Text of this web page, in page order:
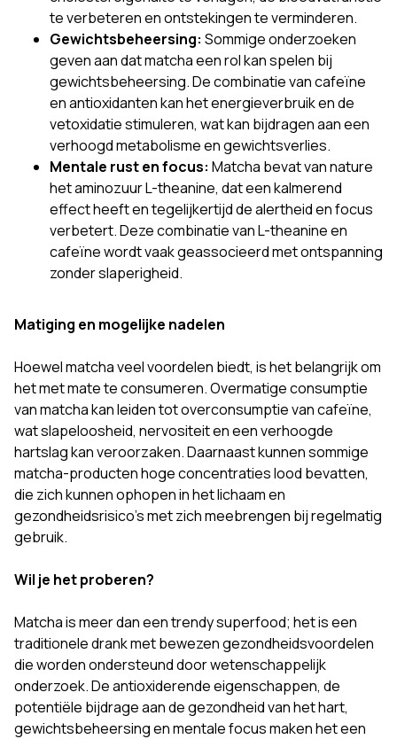
te verbeteren en ontstekingen te verminderen.
Gewichtsbeheersing: Sommige onderzoeken
geven aan dat matcha een rol kan spelen bij
gewichtsbeheersing. De combinatie van cafeïne
en antioxidanten kan het energieverbruik en de
vetoxidatie stimuleren, wat kan bijdragen aan een
verhoogd metabolisme en gewichtsverlies.
Mentale rust en focus: Matcha bevat van nature
het aminozuur L-theanine, dat een kalmerend
effect heeft en tegelijkertijd de alertheid en focus
verbetert. Deze combinatie van L-theanine en
cafeïne wordt vaak geassocieerd met ontspanning
zonder slaperigheid.
Matiging en mogelijke nadelen
Hoewel matcha veel voordelen biedt, is het belangrijk om
het met mate te consumeren. Overmatige consumptie
van matcha kan leiden tot overconsumptie van cafeïne,
wat slapeloosheid, nervositeit en een verhoogde
hartslag kan veroorzaken. Daarnaast kunnen sommige
matcha-producten hoge concentraties lood bevatten,
die zich kunnen ophopen in het lichaam en
gezondheidsrisico's met zich meebrengen bij regelmatig
gebruik.
Wil je het proberen?
Matcha is meer dan een trendy superfood; het is een
traditionele drank met bewezen gezondheidsvoordelen
die worden ondersteund door wetenschappelijk
onderzoek. De antioxiderende eigenschappen, de
potentiële bijdrage aan de gezondheid van het hart,
gewichtsbeheersing en mentale focus maken het een